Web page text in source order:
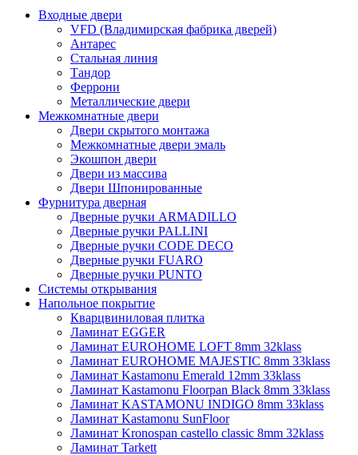
Входные двери
VFD (Владимирская фабрика дверей)
Антарес
Стальная линия
Тандор
Феррони
Металлические двери
Межкомнатные двери
Двери скрытого монтажа
Межкомнатные двери эмаль
Экошпон двери
Двери из массива
Двери Шпонированные
Фурнитура дверная
Дверные ручки ARMADILLO
Дверные ручки PALLINI
Дверные ручки CODE DECO
Дверные ручки FUARO
Дверные ручки PUNTO
Системы открывания
Напольное покрытие
Кварцвиниловая плитка
Ламинат EGGER
Ламинат EUROHOME LOFT 8mm 32klass
Ламинат EUROHOME MAJESTIC 8mm 33klass
Ламинат Kastamonu Emerald 12mm 33klass
Ламинат Kastamonu Floorpan Black 8mm 33klass
Ламинат KASTAMONU INDIGO 8mm 33klass
Ламинат Kastamonu SunFloor
Ламинат Kronospan castello classic 8mm 32klass
Ламинат Tarkett